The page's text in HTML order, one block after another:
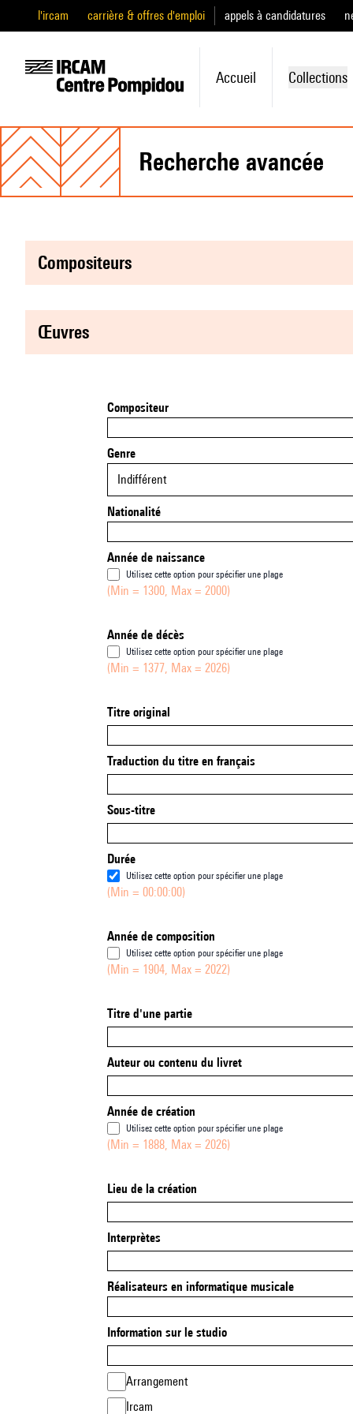
l'ircam carrière & offres d'emploi appels à candidatures
Accueil Collections
recherche avancée
compositeurs
œuvres
Compositeur
Genre
Indifférent
Nationalité
Année de naissance
Utilisez cette option pour spécifier une plage
(Min = 1300, Max = 2000)
Année de décès
Utilisez cette option pour spécifier une plage
(Min = 1377, Max = 2026)
Titre original
Traduction du titre en français
Sous-titre
Durée
Utilisez cette option pour spécifier une plage
(Min = 00:00:00)
Année de composition
Utilisez cette option pour spécifier une plage
(Min = 1904, Max = 2022)
Titre d'une partie
Auteur ou contenu du livret
Année de création
Utilisez cette option pour spécifier une plage
(Min = 1888, Max = 2026)
Lieu de la création
Interprètes
Réalisateurs en informatique musicale
Information sur le studio
Arrangement
Ircam